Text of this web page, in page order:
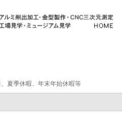
夏季休暇、年末年始休暇等